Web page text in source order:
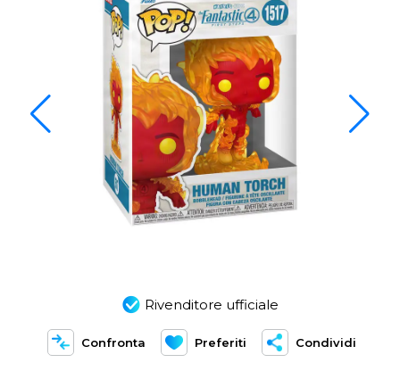
Rivenditore ufficiale
Confronta Preferiti Condividi